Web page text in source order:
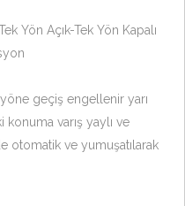
Yön Açık-Tek Yön Kapalı
geçiş engellenir yarı
varış yaylı ve
otomatik ve yumuşatılarak